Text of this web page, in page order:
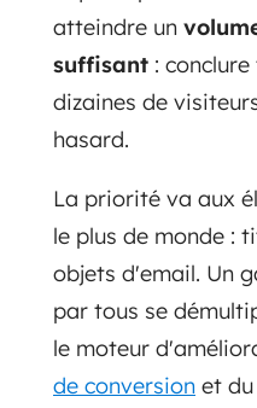
atteindre un
suffisant :
dizaines de
hasard.
La priorité va aux
le plus de monde :
objets d'email. Un
par tous se
le moteur
de conversion et du